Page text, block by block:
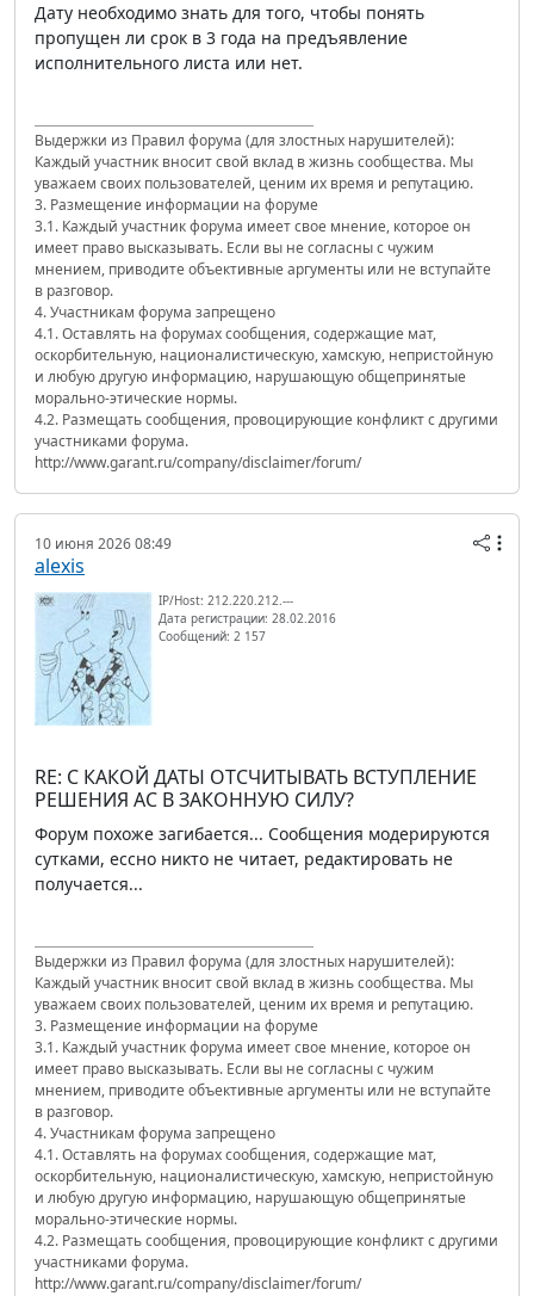
Дату необходимо знать для того, чтобы понять
пропущен ли срок в 3 года на предъявление
исполнительного листа или нет.
Выдержки из Правил форума (для злостных нарушителей):
Каждый участник вносит свой вклад в жизнь сообщества. Мы
уважаем своих пользователей, ценим их время и репутацию.
3. Размещение информации на форуме
3.1. Каждый участник форума имеет свое мнение, которое он
имеет право высказывать. Если вы не согласны с чужим
мнением, приводите объективные аргументы или не вступайте
в разговор.
4. Участникам форума запрещено
4.1. Оставлять на форумах сообщения, содержащие мат,
оскорбительную, националистическую, хамскую, непристойную
и любую другую информацию, нарушающую общепринятые
морально-этические нормы.
4.2. Размещать сообщения, провоцирующие конфликт с другими
участниками форума.
http://www.garant.ru/company/disclaimer/forum/
10 июня 2026 08:49
alexis
IP/Host: 212.220.212.---
Дата регистрации: 28.02.2016
Сообщений: 2 157
RE: С КАКОЙ ДАТЫ ОТСЧИТЫВАТЬ ВСТУПЛЕНИЕ
РЕШЕНИЯ АС В ЗАКОННУЮ СИЛУ?
Форум похоже загибается... Сообщения модерируются
сутками, ессно никто не читает, редактировать не
получается...
Выдержки из Правил форума (для злостных нарушителей):
Каждый участник вносит свой вклад в жизнь сообщества. Мы
уважаем своих пользователей, ценим их время и репутацию.
3. Размещение информации на форуме
3.1. Каждый участник форума имеет свое мнение, которое он
имеет право высказывать. Если вы не согласны с чужим
мнением, приводите объективные аргументы или не вступайте
в разговор.
4. Участникам форума запрещено
4.1. Оставлять на форумах сообщения, содержащие мат,
оскорбительную, националистическую, хамскую, непристойную
и любую другую информацию, нарушающую общепринятые
морально-этические нормы.
4.2. Размещать сообщения, провоцирующие конфликт с другими
участниками форума.
http://www.garant.ru/company/disclaimer/forum/